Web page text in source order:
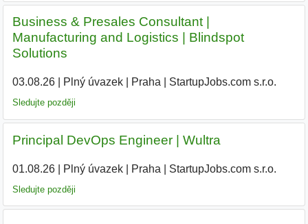
Business & Presales Consultant |
Manufacturing and Logistics | Blindspot
Solutions
03.08.26| Plný úvazek| Praha StartupJobs.com s.r.o.
Sledujte později
Principal DevOps Engineer | Wultra
01.08.26| Plný úvazek| Praha StartupJobs.com s.r.o.
Sledujte později